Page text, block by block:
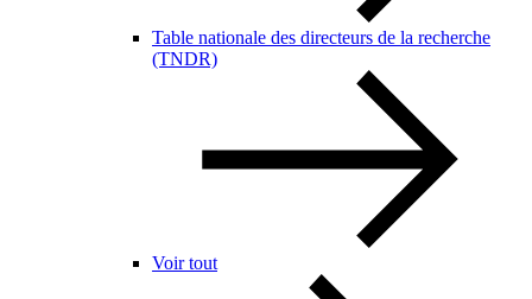
Table nationale des directeurs de la recherche
(TNDR)
Voir tout